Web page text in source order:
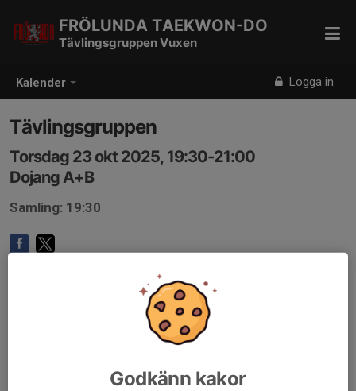
Kalender Logga in
FRÖLUNDA TAEKWON-DO
Tävlingsgruppen Vuxen
Tävlingsgruppen
Torsdag 23 okt 2025, 19:30-21:00
Dojang A+B
Samling: 19:30
Godkänn kakor